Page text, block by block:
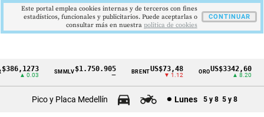
Cintillo
▲ 0.03
SMMLV $1.750.905 BRENTUS$73,48
▼ 1.12
OROUS$3342,60
▲ 8.20
Pico y Placa Medellín Lunes 5 y 8 5 y 8
Este portal emplea cookies internas y de terceros con fines
estadísticos, funcionales y publicitarios. Puede aceptarlas o
consultar más en nuestra politica de cookies
CONTINUAR